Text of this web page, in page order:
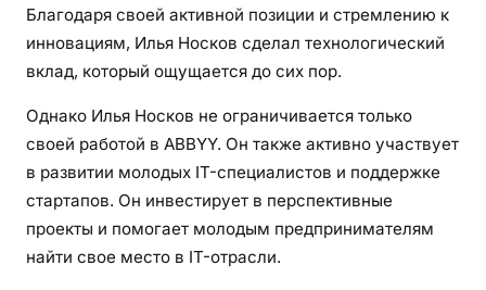
Благодаря своей активной позиции и стремлению к
инновациям, Илья Носков сделал технологический
вклад, который ощущается до сих пор.
Однако Илья Носков не ограничивается только
своей работой в ABBYY. Он также активно участвует
в развитии молодых IT-специалистов и поддержке
стартапов. Он инвестирует в перспективные
проекты и помогает молодым предпринимателям
найти свое место в IT-отрасли.